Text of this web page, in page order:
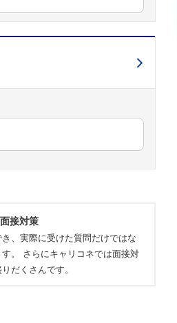
接対策
、実際に受けた質問だけではな
。 さらにキャリコネでは面接対
だくさんです。